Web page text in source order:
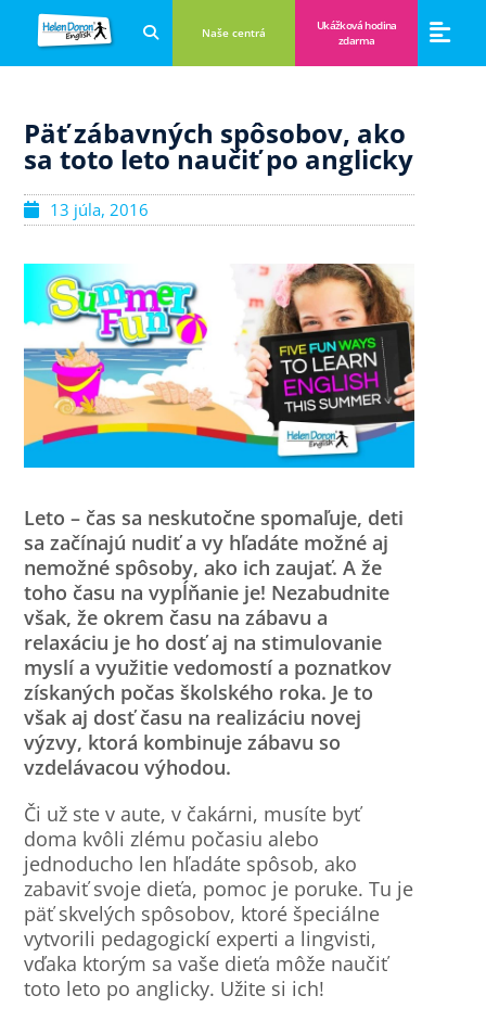
Naše centrá
Ukážková hodina
zdarma
Päť zábavných spôsobov, ako
sa toto leto naučiť po anglicky
13 júla, 2016
Leto – čas sa neskutočne spomaľuje, deti
sa začínajú nudiť a vy hľadáte možné aj
nemožné spôsoby, ako ich zaujať. A že
toho času na vypĺňanie je! Nezabudnite
však, že okrem času na zábavu a
relaxáciu je ho dosť aj na stimulovanie
myslí a využitie vedomostí a poznatkov
získaných počas školského roka. Je to
však aj dosť času na realizáciu novej
výzvy, ktorá kombinuje zábavu so
vzdelávacou výhodou.
Či už ste v aute, v čakárni, musíte byť
doma kvôli zlému počasiu alebo
jednoducho len hľadáte spôsob, ako
zabaviť svoje dieťa, pomoc je poruke. Tu je
päť skvelých spôsobov, ktoré špeciálne
vytvorili pedagogickí experti a lingvisti,
vďaka ktorým sa vaše dieťa môže naučiť
toto leto po anglicky. Užite si ich!